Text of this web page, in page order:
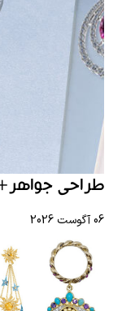
طراحی
06 آگوست 2026